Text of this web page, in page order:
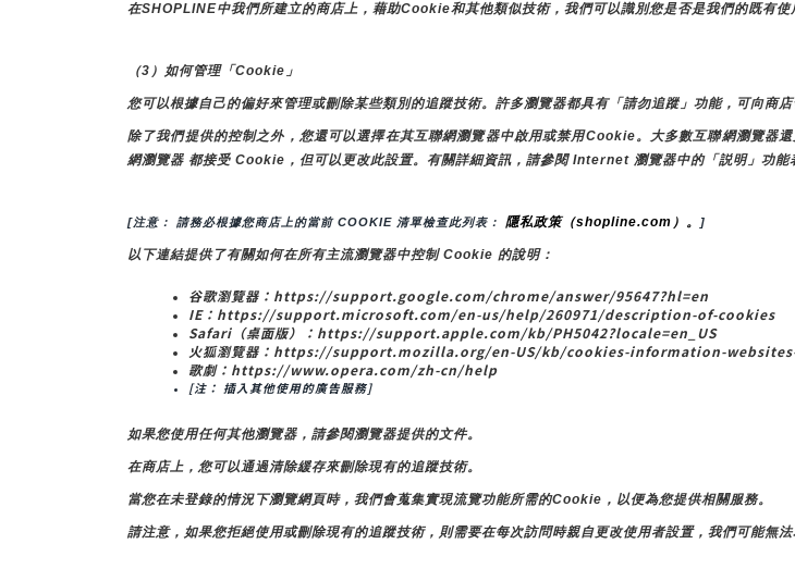
在SHOPLINE中我們所建立的商店上，藉助Cookie和其他類似技術，我們可以識別您是否是我們的既有使
（3）如何管理「Cookie」
您可以根據自己的偏好來管理或刪除某些類別的追蹤技術。許多瀏覽器都具有「請勿追蹤」功能，可向商店
除了我們提供的控制之外，您還可以選擇在其互聯網瀏覽器中啟用或禁用Cookie。大多數互聯網瀏覽
網瀏覽器 都接受 Cookie，但可以更改此設置。有關詳細資訊，請參閱 Internet 瀏覽器中的「説明」功能
[注意： 請務必根據您商店上的當前 COOKIE 清單檢查此列表： 隱私政策（shopline.com）。 ]
以下連結提供了有關如何在所有主流瀏覽器中控制 Cookie 的說明：
谷歌瀏覽器：https://support.google.com/chrome/answer/95647?hl=en
IE：https://support.microsoft.com/en-us/help/260971/description-of-cookies
Safari（桌面版）：https://support.apple.com/kb/PH5042?locale=en_US
火狐瀏覽器：https://support.mozilla.org/en-US/kb/cookies-information-
歌劇：https://www.opera.com/zh-cn/help
[注： 插入其他使用的廣告服務]
如果您使用任何其他瀏覽器，請參閱瀏覽器提供的文件。
在商店上，您可以通過清除緩存來刪除現有的追蹤技術。
當您在未登錄的情況下瀏覽網頁時，我們會蒐集實現流覽功能所需的Cookie，以便為您提供相關服務。
請注意，如果您拒絕使用或刪除現有的追蹤技術，則需要在每次訪問時親自更改使用者設置，我們可能無